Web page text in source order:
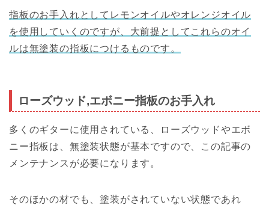
指板のお手入れとしてレモンオイルやオレンジオイル
を使用していくのですが、大前提としてこれらのオイ
ルは無塗装の指板につけるものです。
ローズウッド,エボニー指板のお手入れ
多くのギターに使用されている、ローズウッドやエボ
ニー指板は、無塗装状態が基本ですので、この記事の
メンテナンスが必要になります。
そのほかの材でも、塗装がされていない状態であれ